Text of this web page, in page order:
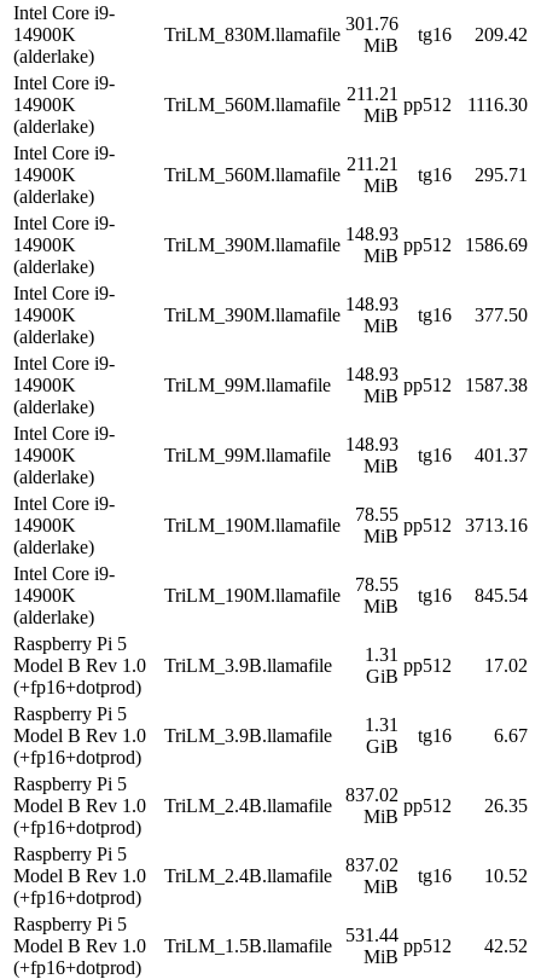
Intel Core i9-
14900K
(alderlake)
TriLM_830M.llamafile
301.76
MiB
tg16 209.42
Intel Core i9-
14900K
(alderlake)
TriLM_560M.llamafile
211.21
MiB
pp512 1116.30
Intel Core i9-
14900K
(alderlake)
TriLM_560M.llamafile
211.21
MiB
tg16 295.71
Intel Core i9-
14900K
(alderlake)
TriLM_390M.llamafile
148.93
MiB
pp512 1586.69
Intel Core i9-
14900K
(alderlake)
TriLM_390M.llamafile
148.93
MiB
tg16 377.50
Intel Core i9-
14900K
(alderlake)
TriLM_99M.llamafile
148.93
MiB
pp512 1587.38
Intel Core i9-
14900K
(alderlake)
TriLM_99M.llamafile
148.93
MiB
tg16 401.37
Intel Core i9-
14900K
(alderlake)
TriLM_190M.llamafile
78.55
MiB
pp512 3713.16
Intel Core i9-
14900K
(alderlake)
TriLM_190M.llamafile
78.55
MiB
tg16 845.54
Raspberry Pi 5
Model B Rev 1.0
(+fp16+dotprod)
TriLM_3.9B.llamafile
1.31
GiB
pp512 17.02
Raspberry Pi 5
Model B Rev 1.0
(+fp16+dotprod)
TriLM_3.9B.llamafile
1.31
GiB
tg16 6.67
Raspberry Pi 5
Model B Rev 1.0
(+fp16+dotprod)
TriLM_2.4B.llamafile
837.02
MiB
pp512 26.35
Raspberry Pi 5
Model B Rev 1.0
(+fp16+dotprod)
TriLM_2.4B.llamafile
837.02
MiB
tg16 10.52
Raspberry Pi 5
Model B Rev 1.0
(+fp16+dotprod)
TriLM_1.5B.llamafile
531.44
MiB
pp512 42.52